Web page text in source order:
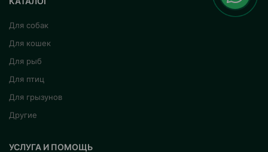
Для собак
Для кошек
Для рыб
Для птиц
Для грызунов
Другие
УСЛУГА И ПОМОЩЬ